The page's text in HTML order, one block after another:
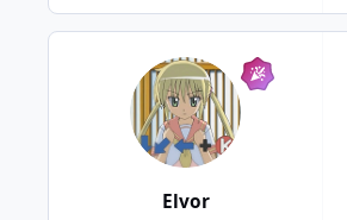
Elvor